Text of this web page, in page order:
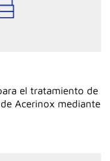
el tratamiento de
Acerinox mediante